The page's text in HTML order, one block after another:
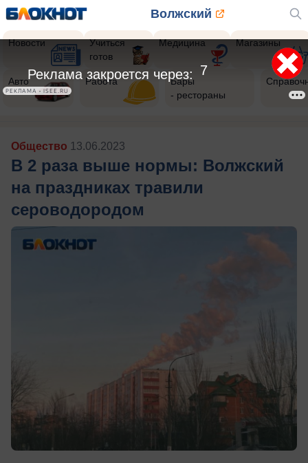
Волжский
Новости
Учиться
готов
Медицина Магазины
Авто Работа
Бары
- рестораны
Общество 13.06.2023
В 2 раза выше нормы: Волжский
на праздниках травили
сероводородом
5
Реклама закроется через:
РЕКЛАМА • ISEE.RU